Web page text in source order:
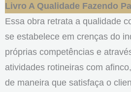
Livro A Qualidade Fazendo
Essa obra retrata a qualidade
se estabelece em crenças do
próprias competências e
atividades rotineiras com
de maneira que satisfaça o